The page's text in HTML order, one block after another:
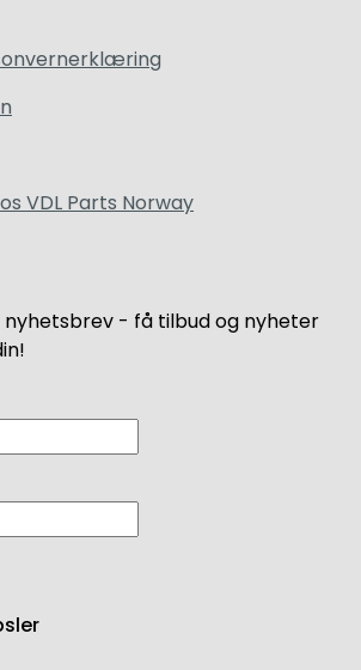
VDL Parts Norway
nyhetsbrev - få tilbud og nyheter